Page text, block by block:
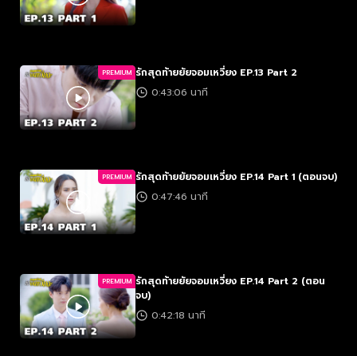
PREMIUM รักสุดท้ายยัยจอมเหวี่ยง EP.13 Part 2
0:43:06 นาที
PREMIUM รักสุดท้ายยัยจอมเหวี่ยง EP.14 Part 1 (ตอนจบ)
0:47:46 นาที
PREMIUM รักสุดท้ายยัยจอมเหวี่ยง EP.14 Part 2 (ตอน
จบ)
0:42:18 นาที